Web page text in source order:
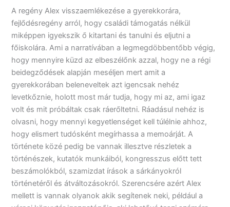
A regény Alex visszaemlékezése a gyerekkorára,
fejlődésregény arról, hogy családi támogatás nélkül
miképpen igyekszik ő kitartani és tanulni és eljutni a
főiskolára. Ami a narratívában a legmegdöbbentőbb végig,
hogy mennyire küzd az elbeszélőnk azzal, hogy ne a régi
beidegződések alapján meséljen mert amit a
gyerekkorában beleneveltek azt igencsak nehéz
levetkőznie, holott most már tudja, hogy mi az, ami igaz
volt és mit próbáltak csak ráerőltetni. Ráadásul nehéz is
olvasni, hogy mennyi kegyetlenséget kell túlélnie ahhoz,
hogy elismert tudósként megírhassa a memoárját. A
története közé pedig be vannak illesztve részletek a
történészek, kutatók munkáiból, kongresszus előtt tett
beszámolókból, szamizdat írások a sárkányokról
történetéről és átváltozásokról. Szerencsére azért Alex
mellett is vannak olyanok akik segítenek neki, például a